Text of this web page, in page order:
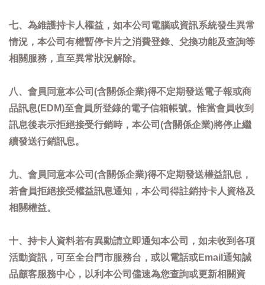
七、為維護持卡人權益，如本公司電腦或資訊系統發生異常
情況，本公司有權暫停卡片之消費登錄、兌換功能及查詢等
相關服務，直至異常狀況解除。
八、會員同意本公司(含關係企業)得不定期發送電子報或商
品訊息(EDM)至會員所登錄的電子信箱帳號。惟當會員收到
訊息後表示拒絕接受行銷時，本公司(含關係企業)將停止繼
續發送行銷訊息。
九、會員同意本公司(含關係企業)得不定期發送權益訊息，
若會員拒絕接受權益訊息通知，本公司得註銷持卡人資格及
相關權益。
十、持卡人資料若有異動請立即通知本公司，如未收到各項
活動資訊，可至全台門市服務台，或以電話或Email通知誠
品顧客服務中心，以利本公司儘速為您查詢或更新相關資